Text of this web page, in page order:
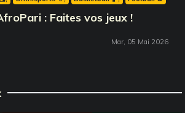
: Faites vos jeux !
Mar, 05 Mai 2026